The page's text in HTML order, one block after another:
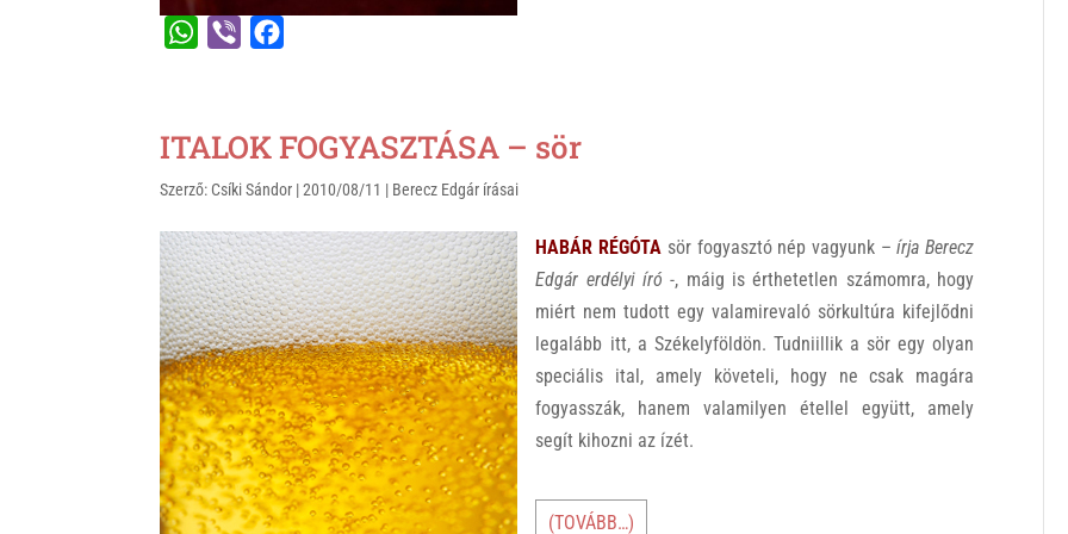
W
t
s
A
p
p
e
r
e
b
o
o
k
ITALOK FOGYASZTÁSA – sör
Szerző: Csíki Sándor |2010/08/11 | Berecz Edgár írásai
HABÁR RÉGÓTA sör fogyasztó nép vagyunk –írja Berecz
Edgár erdélyi író-, máig is érthetetlen számomra, hogy
miért nem tudott egy valamirevaló sörkultúra kifejlődni
legalább itt, a Székelyföldön. Tudniillik a sör egy olyan
speciális ital, amely követeli, hogy ne csak magára
fogyasszák, hanem valamilyen étellel együtt, amely
segít kihozni az ízét.
(TOVÁBB…)